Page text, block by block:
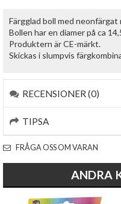
Färgglad boll med neonfärgat
Bollen har en diamer på ca
Produktern är CE-märkt.
Skickas i slumpvis
RECENSIONER (0)
TIPSA
FRÅGA OSS OM VARAN
ANDRA